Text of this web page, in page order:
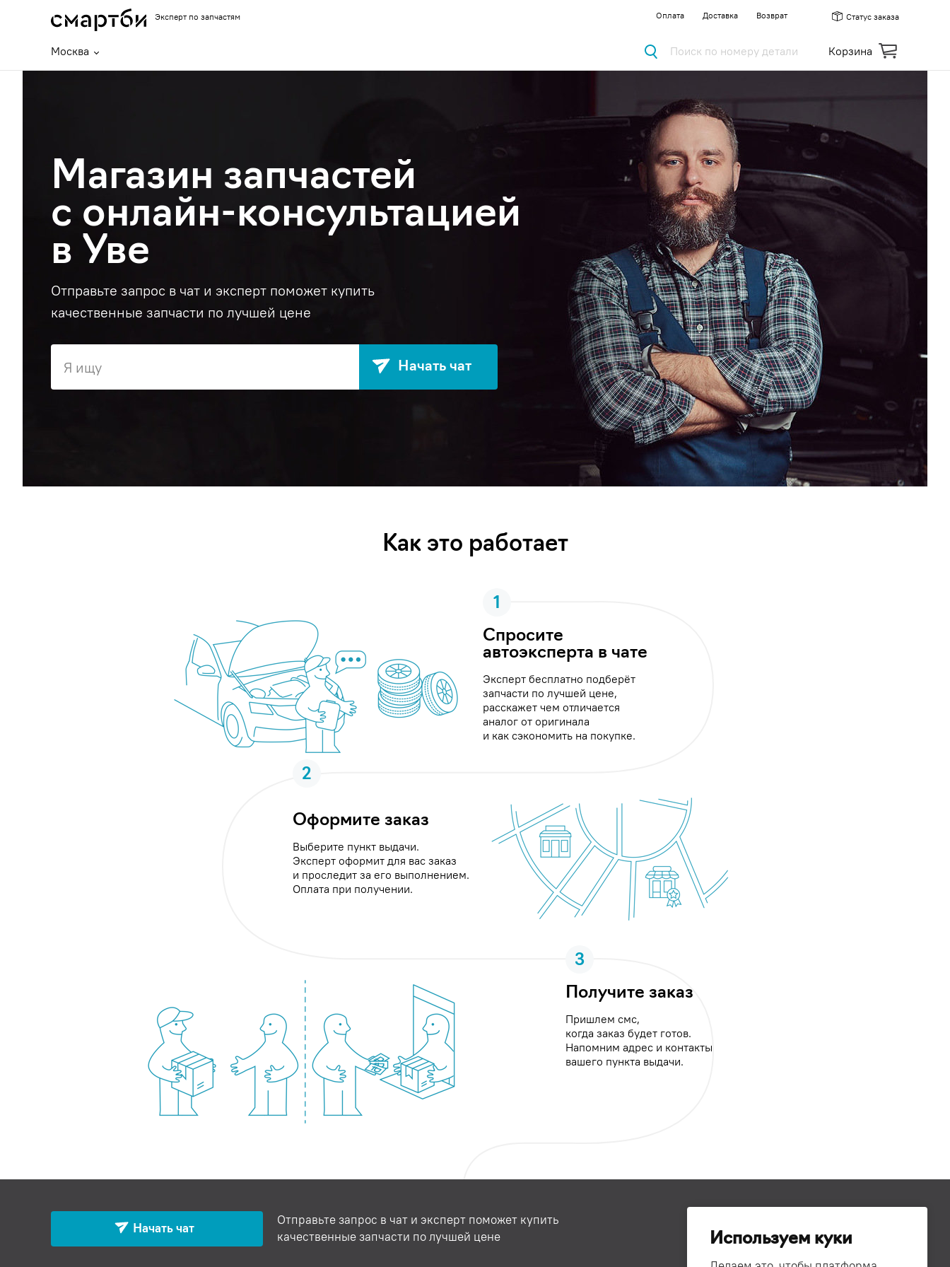
Эксперт по запчастям Оплата Доставка Возврат Статус заказа
Москва Корзина
Поиск по номеру детали
Магазин запчастей
с онлайн-консультацией
в Уве
Отправьте запрос в чат и эксперт поможет купить
качественные запчасти по лучшей цене
Я ищу Начать чат
Как это работает
1
Спросите
автоэксперта в чате
Эксперт бесплатно подберёт
запчасти по лучшей цене,
расскажет чем отличается
аналог от оригинала
и как сэкономить на покупке.
2
Оформите заказ
Выберите пункт выдачи.
Эксперт оформит для вас заказ
и проследит за его выполнением.
Оплата при получении.
3
Получите заказ
Пришлем смс,
когда заказ будет готов.
Напомним адрес и контакты
вашего пункта выдачи.
Начать чат
Отправьте запрос в чат и эксперт поможет купить
качественные запчасти по лучшей цене
Используем куки